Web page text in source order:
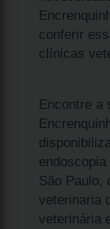
conferir
clínicas
Encontre a
São Paulo,
veterinaria
veterinária